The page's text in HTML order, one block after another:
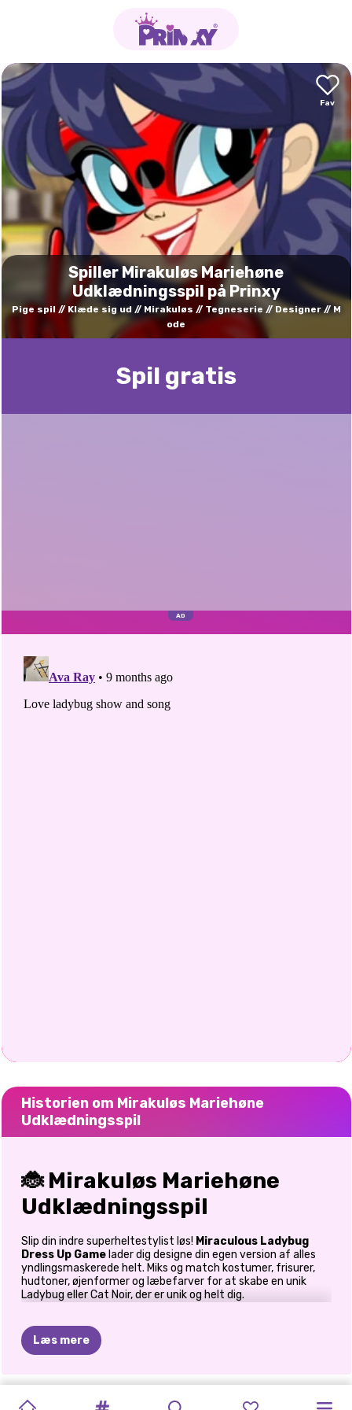
Spiller Mirakuløs Mariehøne
Udklædningsspil på Prinxy
Pige spil Klæde sig ud Mirakuløs Tegneserie Designer
M
ode
Spil gratis
Historien om Mirakuløs Mariehøne
Udklædningsspil
🐞 Mirakuløs Mariehøne
Udklædningsspil
Slip din indre superheltestylist løs! Miraculous Ladybug
Dress Up Gamelader dig designe din egen version af alles
yndlingsmaskerede helt. Miks og match kostumer, frisurer,
hudtoner, øjenformer og læbefarver for at skabe en unik
Ladybug eller Cat Noir, der er unik og helt dig.
👗 Style din superhelt
Tilpasningsbare jakkesæt:
glitterudstyr eller variationer med dristige temaer.
Læs mere
SØDT
FAIRYTALE MONSTER
ELLIE: LADYBUG PIGER